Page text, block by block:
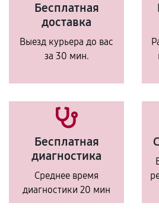
Бесплатная
доставка
Выезд курьера до вас
за 30 мин.
Бесплатная
диагностика
Среднее время
диагностики 20 мин